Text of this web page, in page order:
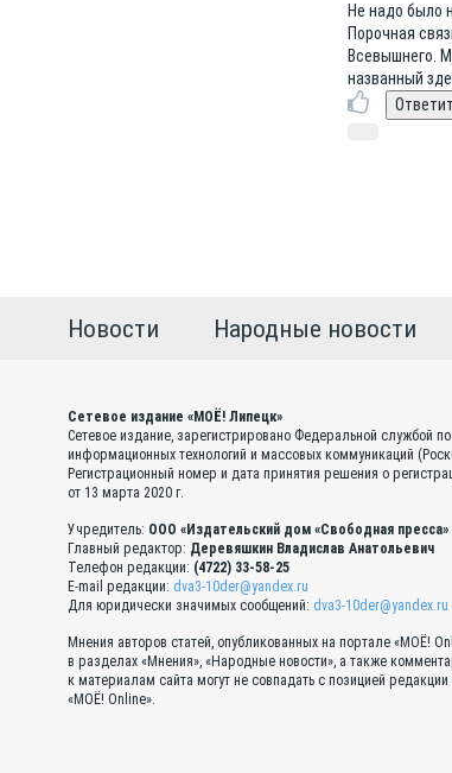
Не надо было
Порочная
Всевышнего.
названный
Новости Народные новости
Сетевое издание «МОЁ! Липецк»
Сетевое издание, зарегистрировано Федеральной службой
информационных технологий и массовых коммуникаций
Регистрационный номер и дата принятия решения о
от 13 марта 2020 г.
Учредитель: ООО «Издательский дом «Свободная пресса»
Главный редактор: Деревяшкин Владислав Анатольевич
Телефон редакции: (4722) 33-58-25
E-mail редакции: dva3-10der@yandex.ru
Для юридически значимых сообщений: dva3-10der@yandex.ru
Мнения авторов статей, опубликованных на портале «МОЁ!
в разделах «Мнения», «Народные новости», а также
к материалам сайта могут не совпадать с позицией
«МОЁ! Online».